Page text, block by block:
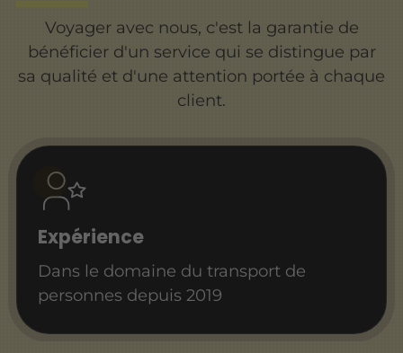
Voyager avec nous, c'est la garantie de
bénéficier d'un service qui se distingue par
sa qualité et d'une attention portée à chaque
client.
Expérience
Dans le domaine du transport de
personnes depuis 2019